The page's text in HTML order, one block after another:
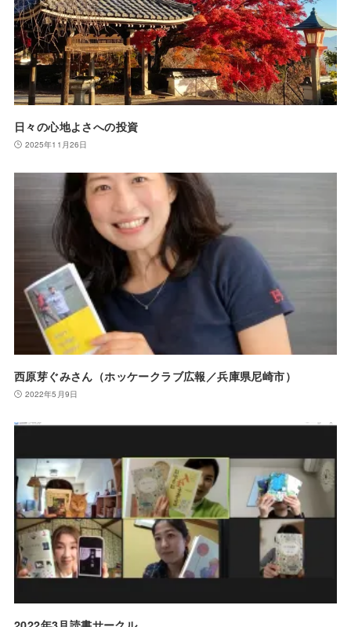
日々の心地よさへの投資
2025年11月26日
西原芽ぐみさん（ホッケークラブ広報／兵庫県尼崎市）
2022年5月9日